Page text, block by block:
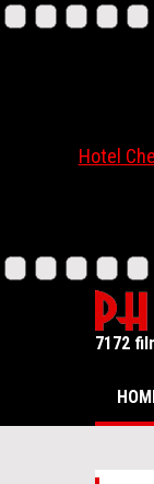
Hotel
7172